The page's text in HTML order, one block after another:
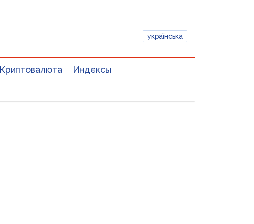
українська
Криптовалюта Индексы